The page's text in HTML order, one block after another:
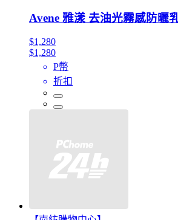
Avene 雅漾 去油光霧感防曬
$1,280
$1,280
P幣
折扣